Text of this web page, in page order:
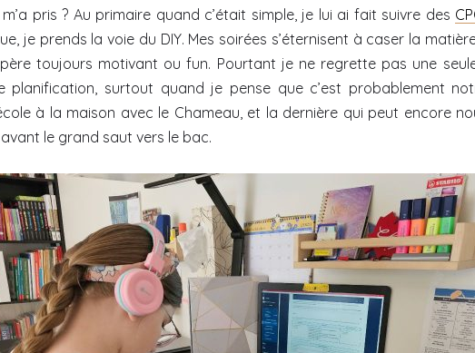
m’a pris ? Au primaire quand c’était simple, je lui ai fait suivre des
je prends la voie du DIY. Mes soirées s’éternisent à caser la
toujours motivant ou fun. Pourtant je ne regrette pas une
planification, surtout quand je pense que c’est probablement
à la maison avec le Chameau, et la dernière qui peut encore
le grand saut vers le bac.